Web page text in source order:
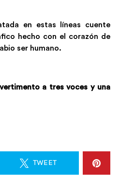
en estas líneas cuente
hecho con el corazón de
ser humano.
a tres voces y una
TWEET